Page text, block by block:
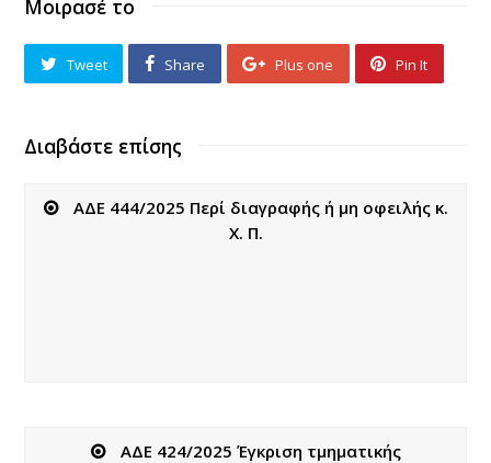
Μοιρασέ το
Tweet Share Plus one Pin It
Διαβάστε επίσης
ΑΔΕ 444/2025 Περί διαγραφής ή μη οφειλής κ.
Χ. Π.
ΑΔΕ 424/2025 Έγκριση τμηματικής